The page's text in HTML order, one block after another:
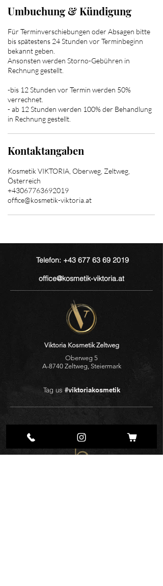
.
Umbuchung & Kündigung
Für Terminverschiebungen oder Absagen bitte
bis spätestens 24 Stunden vor Terminbeginn
bekannt geben.
Ansonsten werden Storno-Gebühren in
Rechnung gestellt.
-bis 12 Stunden vor Termin werden 50%
verrechnet.
- ab 12 Stunden werden 100% der Behandlung
in Rechnung gestellt.
Kontaktangaben
Kosmetik VIKTORIA, Oberweg, Zeltweg,
Österreich
+43067763692019
office@kosmetik-viktoria.at
Telefon: +43 677 63 69 2019
office@kosmetik-viktoria.at
Viktoria Kosmetik Zeltweg
Oberweg 5
A-8740 Zeltweg, Steiermark
Tag us #viktoriakosmetik